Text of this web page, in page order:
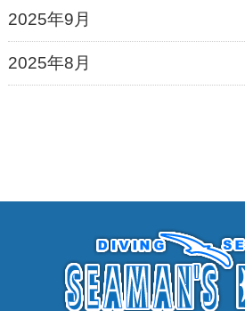
2025年9月
2025年8月